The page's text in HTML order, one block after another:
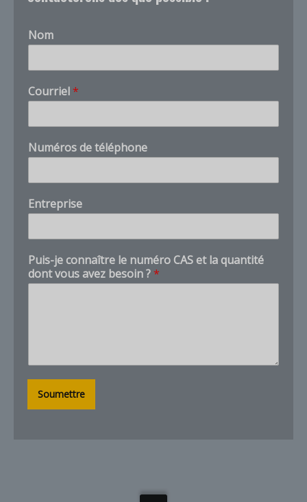
Nom
t
é
é
p
h
n
E
t
e
p
i
Courriel *
Numéros de téléphone
Entreprise
Puis-je connaître le numéro CAS et la quantité
dont vous avez besoin ? *
Soumettre